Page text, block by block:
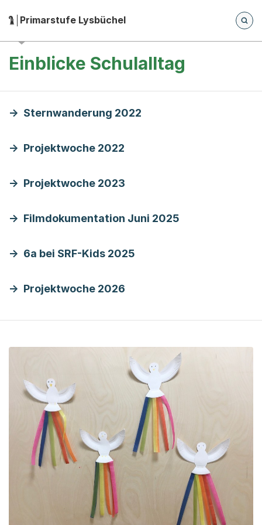
Hauptnavigation
Herausgeber:
Primarstufe Lysbüchel
Breadcrumb-Navigation
Einblicke Schulalltag
Sternwanderung 2022
Projektwoche 2022
Projektwoche 2023
Filmdokumentation Juni 2025
6a bei SRF-Kids 2025
Projektwoche 2026